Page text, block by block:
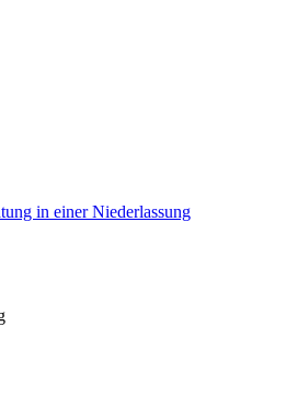
in einer Niederlassung